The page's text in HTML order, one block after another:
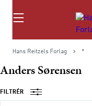
Søg
Hans Reitzels Forlag *
Anders Sørensen
FILTRÉR